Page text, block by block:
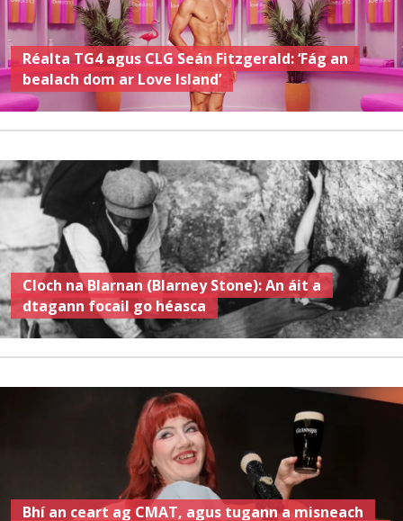
Réalta TG4 agus CLG Seán Fitzgerald: ‘Fág an
bealach dom ar Love Island’
Cloch na Blarnan (Blarney Stone): An áit a
dtagann focail go héasca
Bhí an ceart ag CMAT, agus tugann a misneach